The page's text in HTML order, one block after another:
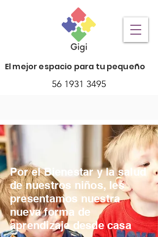
56 1931 3495
El mejor espacio para tu pequeño
Por el Bienestar y la salud
de nuestros niños, les
presentamos nuestra
nueva forma de
aprendizaje desde casa